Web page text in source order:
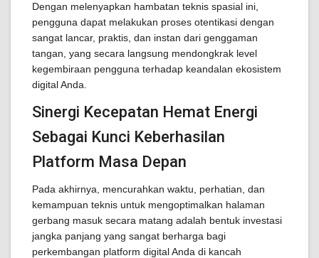
Dengan melenyapkan hambatan teknis spasial ini,
pengguna dapat melakukan proses otentikasi dengan
sangat lancar, praktis, dan instan dari genggaman
tangan, yang secara langsung mendongkrak level
kegembiraan pengguna terhadap keandalan ekosistem
digital Anda.
Sinergi Kecepatan Hemat Energi
Sebagai Kunci Keberhasilan
Platform Masa Depan
Pada akhirnya, mencurahkan waktu, perhatian, dan
kemampuan teknis untuk mengoptimalkan halaman
gerbang masuk secara matang adalah bentuk investasi
jangka panjang yang sangat berharga bagi
perkembangan platform digital Anda di kancah